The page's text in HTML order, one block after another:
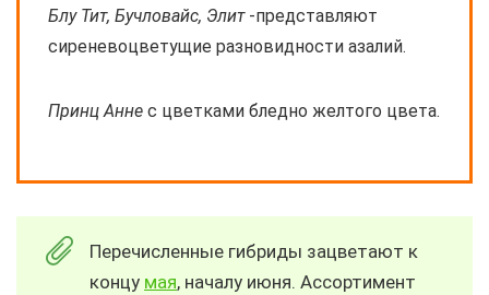
Блу Тит, Бучловайс, Элит-представляют
сиреневоцветущие разновидности азалий.
Принц Анне с цветками бледно желтого цвета.
Перечисленные гибриды зацветают к
концу мая, началу июня. Ассортимент